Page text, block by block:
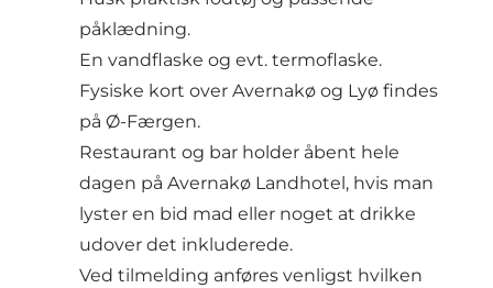
påklædning.
En vandflaske og evt. termoflaske.
Fysiske kort over Avernakø og Lyø findes
på Ø-Færgen.
Restaurant og bar holder åbent hele
dagen på Avernakø Landhotel , hvis man
lyster en bid mad eller noget at drikke
udover det inkluderede.
Ved tilmelding anføres venligst hvilken